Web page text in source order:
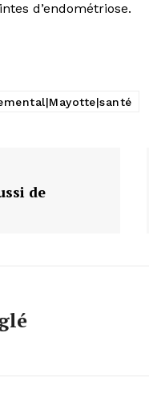
d’endométriose.
de